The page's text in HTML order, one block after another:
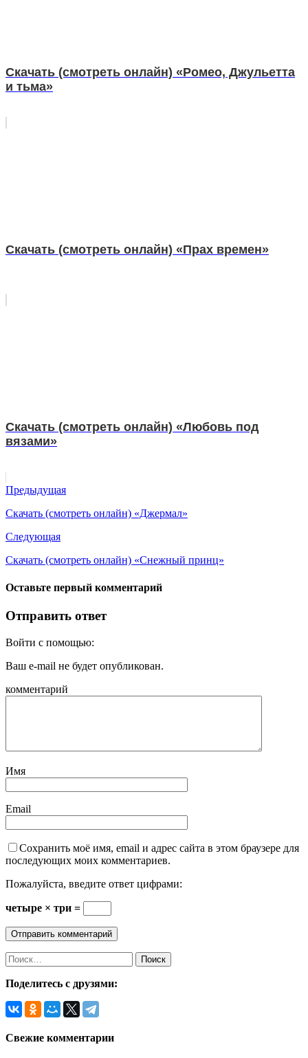
Скачать (смотреть онлайн) «Ромео, Джульетта
и тьма»
Скачать (смотреть онлайн) «Прах времен»
Скачать (смотреть онлайн) «Любовь под
вязами»
Предыдущая
Скачать (смотреть онлайн) «Джермал»
Следующая
Скачать (смотреть онлайн) «Снежный принц»
Оставьте первый комментарий
Отправить ответ
Войти с помощью:
Ваш e-mail не будет опубликован.
комментарий
Имя
Email
Сохранить моё имя, email и адрес сайта в этом браузере для
последующих моих комментариев.
Пожалуйста, введите ответ цифрами:
четыре × три =
Найти:
Поделитесь с друзями:
Свежие комментарии